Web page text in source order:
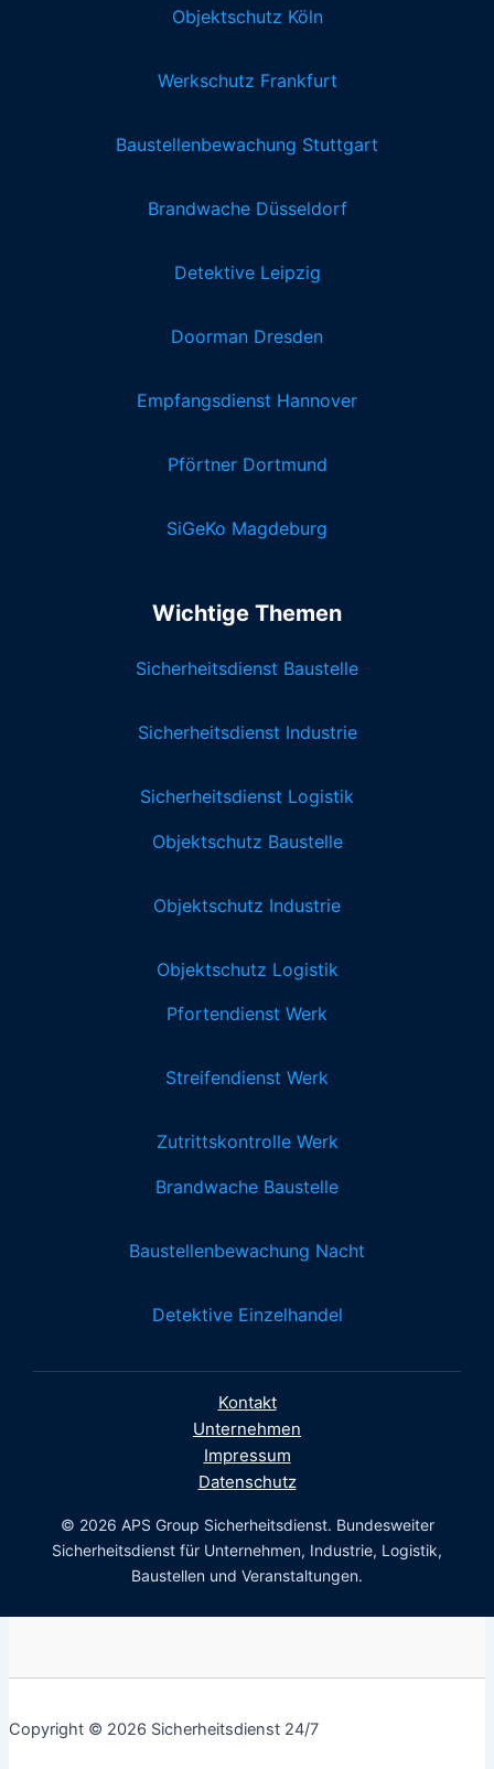
Objektschutz Köln
Werkschutz Frankfurt
Baustellenbewachung Stuttgart
Brandwache Düsseldorf
Detektive Leipzig
Doorman Dresden
Empfangsdienst Hannover
Pförtner Dortmund
SiGeKo Magdeburg
Wichtige Themen
Sicherheitsdienst Baustelle
Sicherheitsdienst Industrie
Sicherheitsdienst Logistik
Objektschutz Baustelle
Objektschutz Industrie
Objektschutz Logistik
Pfortendienst Werk
Streifendienst Werk
Zutrittskontrolle Werk
Brandwache Baustelle
Baustellenbewachung Nacht
Detektive Einzelhandel
Kontakt
Unternehmen
Impressum
Datenschutz
© 2026 APS Group Sicherheitsdienst. Bundesweiter
Sicherheitsdienst für Unternehmen, Industrie, Logistik,
Baustellen und Veranstaltungen.
Copyright © 2026 Sicherheitsdienst 24/7